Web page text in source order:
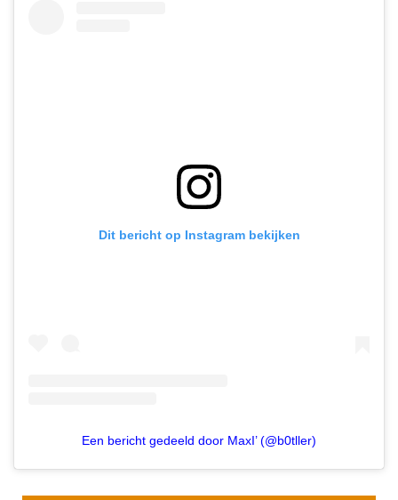
Dit bericht op Instagram bekijken
Een bericht gedeeld door MaxI’ (@b0tller)